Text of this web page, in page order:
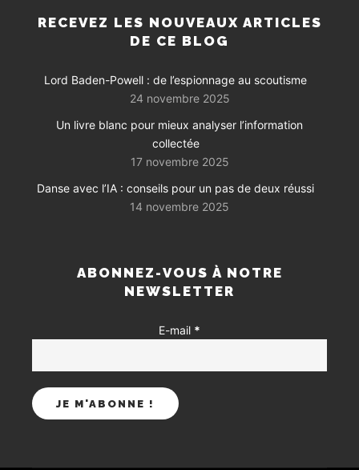
RECEVEZ LES NOUVEAUX ARTICLES
DE CE BLOG
Lord Baden-Powell : de l’espionnage au scoutisme
24 novembre 2025
Un livre blanc pour mieux analyser l’information
collectée
17 novembre 2025
Danse avec l’IA : conseils pour un pas de deux réussi
14 novembre 2025
ABONNEZ-VOUS À NOTRE
NEWSLETTER
E-mail *